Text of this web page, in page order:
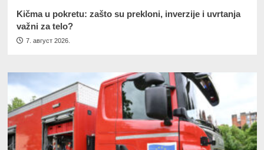
Kičma u pokretu: zašto su prekloni, inverzije i uvrtanja
važni za telo?
7. август 2026.